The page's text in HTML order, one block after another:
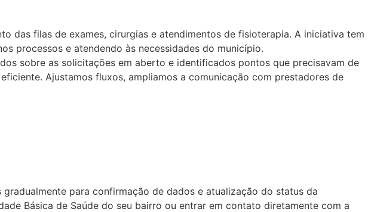
das filas de exames, cirurgias e atendimentos de fisioterapia. A iniciativa tem
processos e atendendo às necessidades do município.
sobre as solicitações em aberto e identificados pontos que precisavam de
Ajustamos fluxos, ampliamos a comunicação com prestadores de
para confirmação de dados e atualização do status da
Básica de Saúde do seu bairro ou entrar em contato diretamente com a